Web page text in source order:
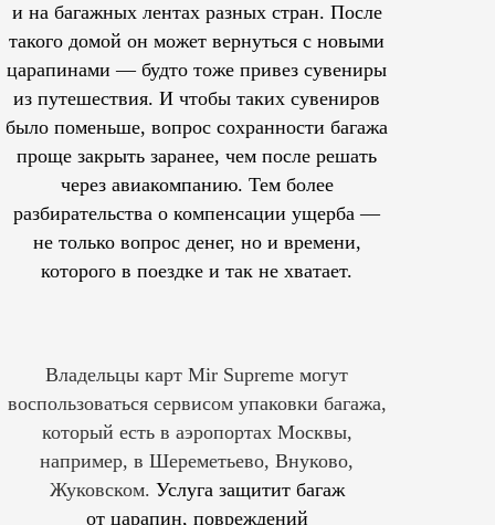
и на багажных лентах разных стран. После
такого домой он может вернуться с новыми
царапинами — будто тоже привез сувениры
из путешествия. И чтобы таких сувениров
было поменьше, вопрос сохранности багажа
проще закрыть заранее, чем после решать
через авиакомпанию. Тем более
разбирательства о компенсации ущерба —
не только вопрос денег, но и времени,
которого в поездке и так не хватает.
Владельцы карт Mir Supreme могут
воспользоваться сервисом упаковки багажа,
который есть в аэропортах Москвы,
например, в Шереметьево, Внуково,
Жуковском. Услуга защитит багаж
от царапин, повреждений